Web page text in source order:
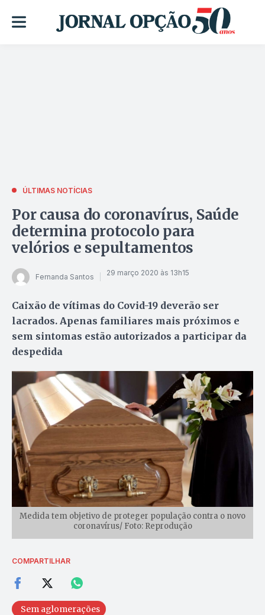
ÚLTIMAS NOTÍCIAS
Por causa do coronavírus, Saúde
determina protocolo para
velórios e sepultamentos
Fernanda Santos 29 março 2020 às 13h15
Caixão de vítimas do Covid-19 deverão ser
lacrados. Apenas familiares mais próximos e
sem sintomas estão autorizados a participar da
despedida
Medida tem objetivo de proteger população contra o novo
coronavírus/ Foto: Reprodução
COMPARTILHAR
Sem aglomerações